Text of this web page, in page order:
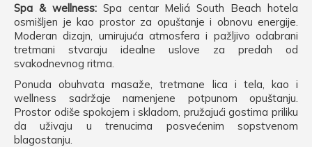
Spa & wellness: Spa centar Meliá South Beach hotela
osmišljen je kao prostor za opuštanje i obnovu energije.
Moderan dizajn, umirujuća atmosfera i pažljivo odabrani
tretmani stvaraju idealne uslove za predah od
svakodnevnog ritma.
Ponuda obuhvata masaže, tretmane lica i tela, kao i
wellness sadržaje namenjene potpunom opuštanju.
Prostor odiše spokojem i skladom, pružajući gostima priliku
da uživaju u trenucima posvećenim sopstvenom
blagostanju.